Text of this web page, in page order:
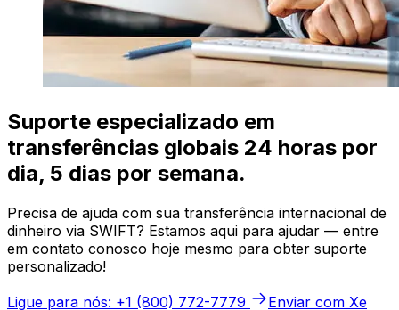
Suporte especializado em
transferências globais 24 horas por
dia, 5 dias por semana.
Precisa de ajuda com sua transferência internacional de
dinheiro via SWIFT? Estamos aqui para ajudar — entre
em contato conosco hoje mesmo para obter suporte
personalizado!
Ligue para nós: +1 (800) 772-7779
Enviar com Xe